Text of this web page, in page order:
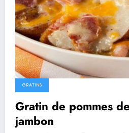
GRATINS
Gratin de pommes
jambon